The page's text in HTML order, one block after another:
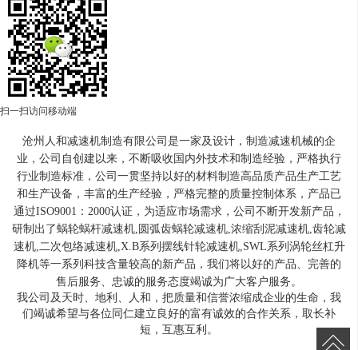
扫一扫访问移动端
沧州人和减速机制造有限公司是一家及设计，制造减速机械的企
业，公司自创建以来，不断吸收国内外技术和制造经验，严格执行
行业制造标准，公司一贯坚持以好的材料制造高品质产品生产工艺
和生产设备，丰富的生产经验，严格完整的质量控制体系，产品已
通过ISO9001：2000认证，为适应市场需求，公司不断开发新产品，
研制出了蜗轮蜗杆减速机,圆弧齿蜗轮减速机,浓缩刮泥减速机,齿轮减
速机,二次包络减速机,X.B系列摆线针轮减速机,SWL系列涡轮丝杠升
降机等一系列科技含量较高的新产品，我们将以好的产品、完善的
售后服务、忠诚的服务态度竭诚为广大客户服务。
我公司及天时、地利、人和，把质量和信誉浓缩成企业的生命，我
们竭诚希望与各位同仁建立良好的富有诚效的合作关系，取长补
短，互惠互利。